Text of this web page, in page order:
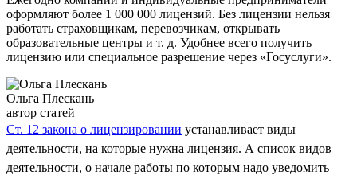
оформляют более 1 000 000 лицензий. Без лицензии нельзя
работать страховщикам, перевозчикам, открывать
образовательные центры и т. д. Удобнее всего получить
лицензию или специальное разрешение через «Госуслуги».
Ольга Плескань
автор статей
Ст. 12 закона о лицензировании устанавливает виды
деятельности, на которые нужна лицензия. А список видов
деятельности, о начале работы по которым надо уведомить